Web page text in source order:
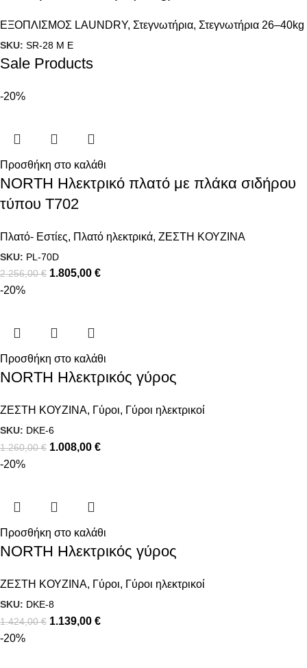
ΕΞΟΠΛΙΣΜΟΣ LAUNDRY, Στεγνωτήρια, Στεγνωτήρια 26–40kg
SKU: SR-28 M E
Sale Products
-20%
Προσθήκη στο καλάθι
NORTH Ηλεκτρικό πλατό με πλάκα σιδήρου
τύπου T702
Πλατό- Εστίες, Πλατό ηλεκτρικά, ΖΕΣΤΗ ΚΟΥΖΙΝΑ
SKU: PL-70D
2.256,00€ 1.805,00 €
-20%
Προσθήκη στο καλάθι
NORTH Ηλεκτρικός γύρος
ΖΕΣΤΗ ΚΟΥΖΙΝΑ, Γύροι, Γύροι ηλεκτρικοί
SKU: DKE-6
1.260,00€ 1.008,00 €
-20%
Προσθήκη στο καλάθι
NORTH Ηλεκτρικός γύρος
ΖΕΣΤΗ ΚΟΥΖΙΝΑ, Γύροι, Γύροι ηλεκτρικοί
SKU: DKE-8
1.424,00€ 1.139,00 €
-20%